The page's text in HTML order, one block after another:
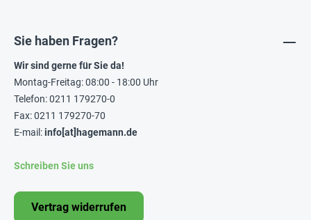
Sie haben Fragen?
Wir sind gerne für Sie da!
Montag-Freitag: 08:00 - 18:00 Uhr
Telefon: 0211 179270-0
Fax: 0211 179270-70
E-mail:info[at]hagemann.de
Schreiben Sie uns
Vertrag widerrufen